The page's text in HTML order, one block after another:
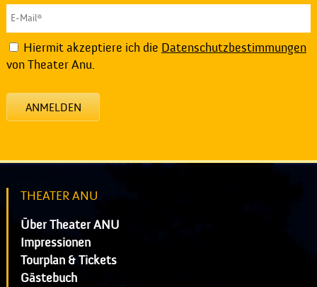
Hiermit akzeptiere ich die Datenschutzbestimmungen
von Theater Anu.
ANMELDEN
THEATER ANU
Über Theater ANU
Impressionen
Tourplan & Tickets
Gästebuch